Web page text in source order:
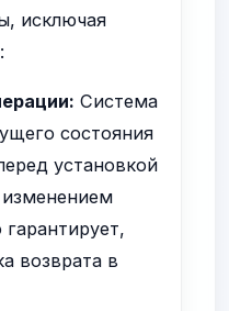
исключая
Система
состояния
установкой
изменением
возврата в